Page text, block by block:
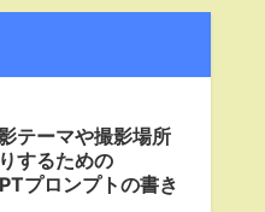
テーマや撮影場所
するための
プロンプトの書き